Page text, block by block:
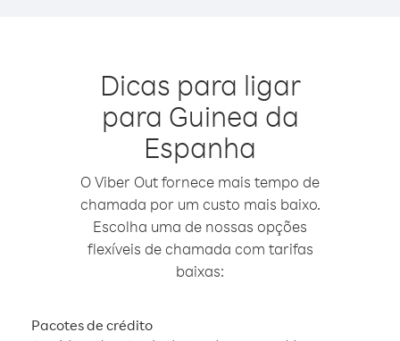
Dicas para ligar
para Guinea da
Espanha
O Viber Out fornece mais tempo de
chamada por um custo mais baixo.
Escolha uma de nossas opções
flexíveis de chamada com tarifas
baixas:
Pacotes de crédito